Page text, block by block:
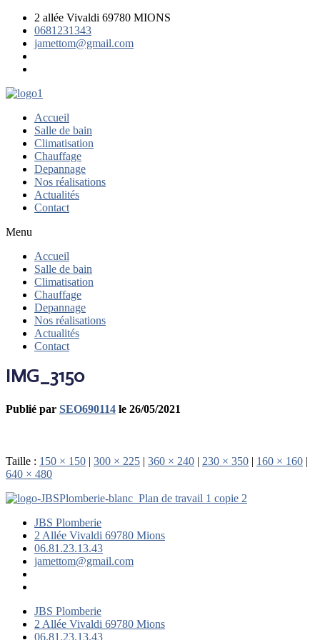
2 allée Vivaldi 69780 MIONS
0681231343
jamettom@gmail.com
Accueil
Salle de bain
Climatisation
Chauffage
Depannage
Nos réalisations
Actualités
Contact
Menu
Accueil
Salle de bain
Climatisation
Chauffage
Depannage
Nos réalisations
Actualités
Contact
IMG_3150
Publié par SEO690114 le 26/05/2021
Taille : 150 × 150 | 300 × 225 | 360 × 240 | 230 × 350 | 160 × 160 |
640 × 480
JBS Plomberie
2 Allée Vivaldi 69780 Mions
06.81.23.13.43
jamettom@gmail.com
JBS Plomberie
2 Allée Vivaldi 69780 Mions
06.81.23.13.43